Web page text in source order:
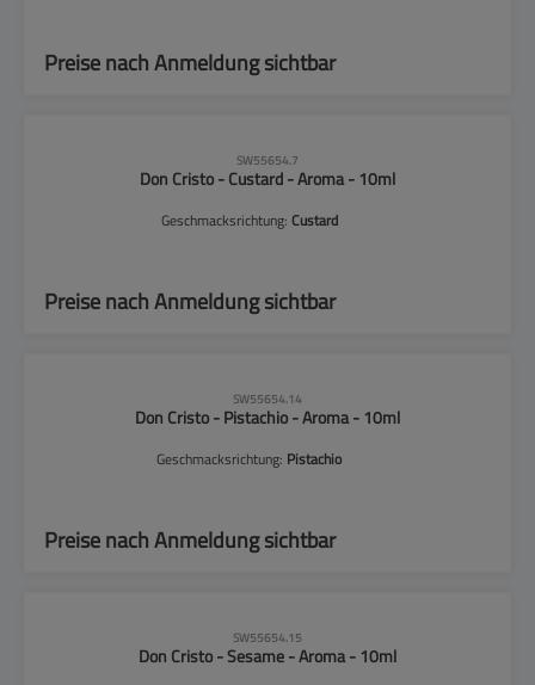
Preise nach Anmeldung sichtbar
SW55654.7
Don Cristo - Custard - Aroma - 10ml
Geschmacksrichtung: Custard
Preise nach Anmeldung sichtbar
SW55654.14
Don Cristo - Pistachio - Aroma - 10ml
Geschmacksrichtung: Pistachio
Preise nach Anmeldung sichtbar
SW55654.15
Don Cristo - Sesame - Aroma - 10ml